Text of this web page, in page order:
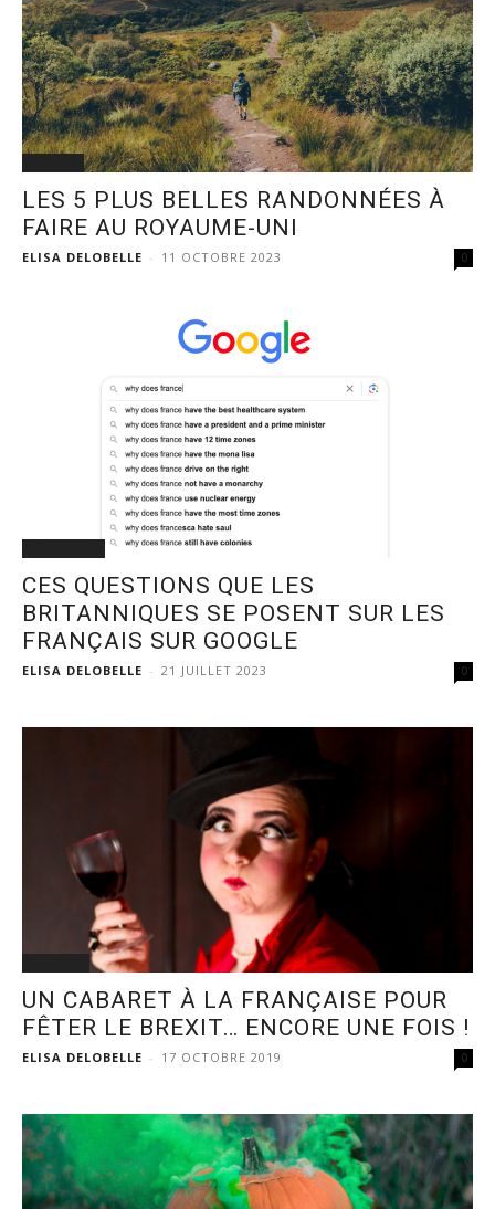
LES 5 PLUS BELLES RANDONNÉES À
FAIRE AU ROYAUME-UNI
ELISA DELOBELLE - 11 OCTOBRE 2023 0
CES QUESTIONS QUE LES
BRITANNIQUES SE POSENT SUR LES
FRANÇAIS SUR GOOGLE
ELISA DELOBELLE - 21 JUILLET 2023 0
UN CABARET À LA FRANÇAISE POUR
FÊTER LE BREXIT… ENCORE UNE FOIS !
ELISA DELOBELLE - 17 OCTOBRE 2019 0